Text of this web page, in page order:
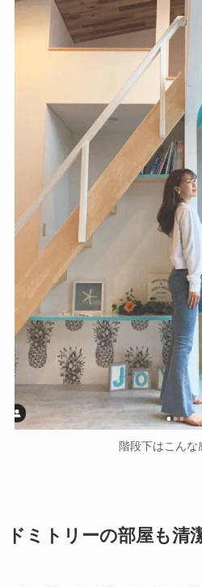
階段下はこんな
ドミトリーの部屋も清